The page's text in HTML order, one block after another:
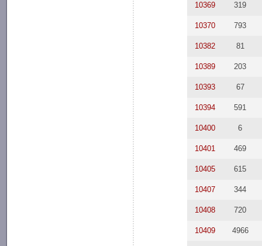
10369 319
10370 793
10382 81
10389 203
10393 67
10394 591
10400 6
10401 469
10405 615
10407 344
10408 720
10409 4966